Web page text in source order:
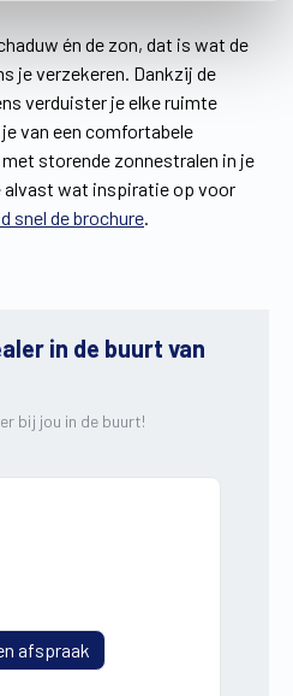
én de zon, dat is wat de
je verzekeren. Dankzij de
verduister je elke ruimte
van een comfortabele
storende zonnestralen in je
wat inspiratie op voor
snel de brochure.
in de buurt van
bij jou in de buurt!
afspraak